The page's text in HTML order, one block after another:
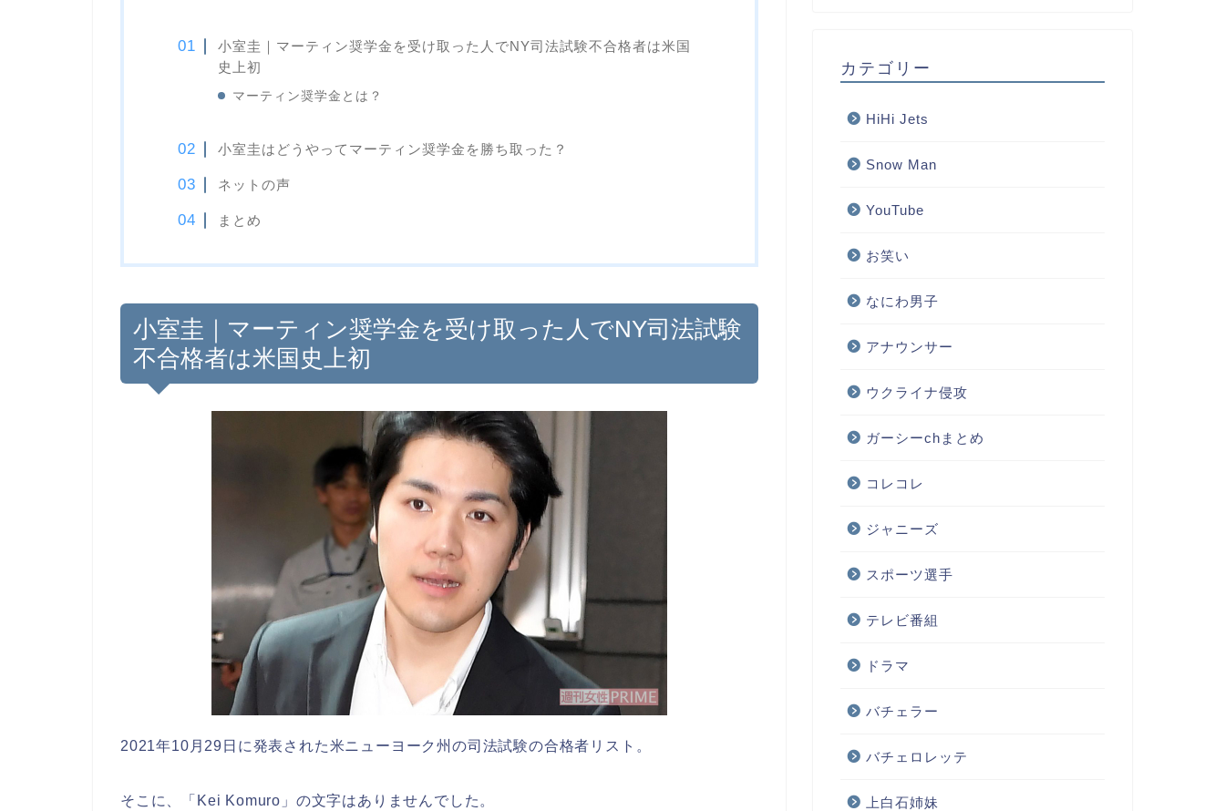
小室圭｜マーティン奨学金を受け取った人でNY司法試験不合格者は米国
史上初
マーティン奨学金とは？
小室圭はどうやってマーティン奨学金を勝ち取った？
ネットの声
まとめ
小室圭｜マーティン奨学金を受け取った人でNY司法試験
不合格者は米国史上初
2021年10月29日に発表された米ニューヨーク州の司法試験の合格者リスト。
そこに、「Kei Komuro」の文字はありませんでした。
カテゴリー
HiHi Jets
Snow Man
YouTube
お笑い
なにわ男子
アナウンサー
ウクライナ侵攻
ガーシーchまとめ
コレコレ
ジャニーズ
スポーツ選手
テレビ番組
ドラマ
バチェラー
バチェロレッテ
上白石姉妹